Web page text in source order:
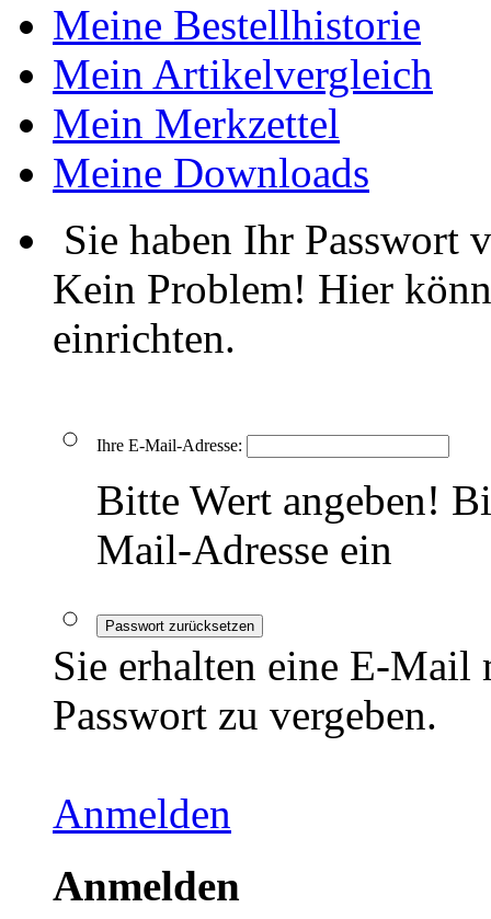
Meine Bestellhistorie
Mein Artikelvergleich
Mein Merkzettel
Meine Downloads
Sie haben Ihr Passwort
Kein Problem! Hier
einrichten.
Ihre E-Mail-Adresse:
Bitte Wert angeben!
Mail-Adresse ein
Passwort zurücksetzen
Sie erhalten eine E-
Passwort zu vergeben.
Anmelden
Anmelden